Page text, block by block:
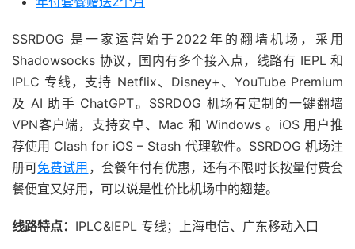
SSRDOG 是一家运营始于2022年的翻墙机场，采用
Shadowsocks 协议，国内有多个接入点，线路有 IEPL 和
IPLC 专线，支持 Netflix、Disney+、YouTube Premium
及 AI 助手 ChatGPT。SSRDOG 机场有定制的一键翻墙
VPN客户端，支持安卓、Mac 和 Windows 。iOS 用户推
荐使用 Clash for iOS – Stash 代理软件。SSRDOG 机场注
册可免费试用 ，套餐年付有优惠，还有不限时长按量付费套
餐便宜又好用，可以说是性价比机场中的翘楚。
线路特点： IPLC&IEPL 专线；上海电信、广东移动入口